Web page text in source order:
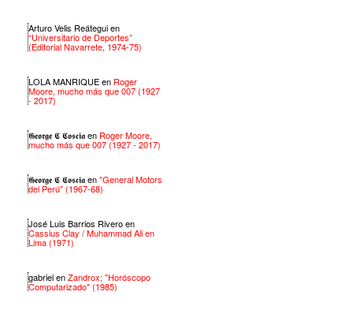
Arturo Velis Reáteguien
“Universitario de Deportes”
(Editorial Navarrete, 1974-75)
LOLA MANRIQUEen Roger
Moore, mucho más que 007 (1927
- 2017)
𝕲𝖊𝖔𝖗𝖌𝖊 𝕮 𝕮𝖔𝖘𝖈𝖎𝖆en Roger Moore,
mucho más que 007 (1927 - 2017)
𝕲𝖊𝖔𝖗𝖌𝖊 𝕮 𝕮𝖔𝖘𝖈𝖎𝖆en"General Motors
del Perú" (1967-68)
José Luis Barrios Riveroen
Cassius Clay / Muhammad Ali en
Lima (1971)
gabrielenZandrox; "Horóscopo
Computarizado" (1985)